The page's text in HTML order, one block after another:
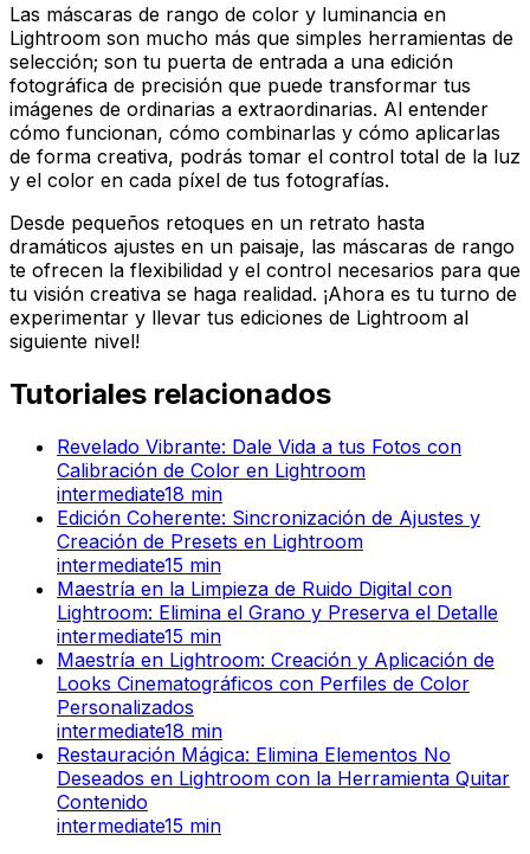
Las máscaras de rango de color y luminancia en
Lightroom son mucho más que simples herramientas de
selección; son tu puerta de entrada a una edición
fotográfica de precisión que puede transformar tus
imágenes de ordinarias a extraordinarias. Al entender
cómo funcionan, cómo combinarlas y cómo aplicarlas
de forma creativa, podrás tomar el control total de la luz
y el color en cada píxel de tus fotografías.
Desde pequeños retoques en un retrato hasta
dramáticos ajustes en un paisaje, las máscaras de rango
te ofrecen la flexibilidad y el control necesarios para que
tu visión creativa se haga realidad. ¡Ahora es tu turno de
experimentar y llevar tus ediciones de Lightroom al
siguiente nivel!
Tutoriales relacionados
Revelado Vibrante: Dale Vida a tus Fotos con
Calibración de Color en Lightroom
intermediate18 min
Edición Coherente: Sincronización de Ajustes y
Creación de Presets en Lightroom
intermediate15 min
Maestría en la Limpieza de Ruido Digital con
Lightroom: Elimina el Grano y Preserva el Detalle
intermediate15 min
Maestría en Lightroom: Creación y Aplicación de
Looks Cinematográficos con Perfiles de Color
Personalizados
intermediate18 min
Restauración Mágica: Elimina Elementos No
Deseados en Lightroom con la Herramienta Quitar
Contenido
intermediate15 min